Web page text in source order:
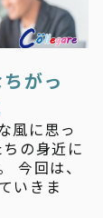
がっ
風に思っ
の身近に
今回は、
いきま